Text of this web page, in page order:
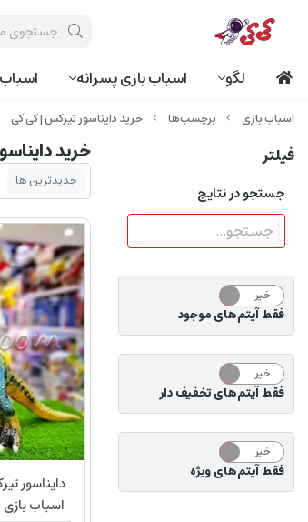
لگو اسباب بازی پسرانه
برچسب‌ها خرید دایناسور تیرکس | کی کی
فیلتر
جستجو در نتایج
خیر
فقط آیتم‌های موجود
خیر
فقط آیتم‌های تخفیف دار
خیر
فقط آیتم‌های ویژه
خرید
جدیدترین ها
دایناسور
اسباب بازی Tyrannosaurus 77712